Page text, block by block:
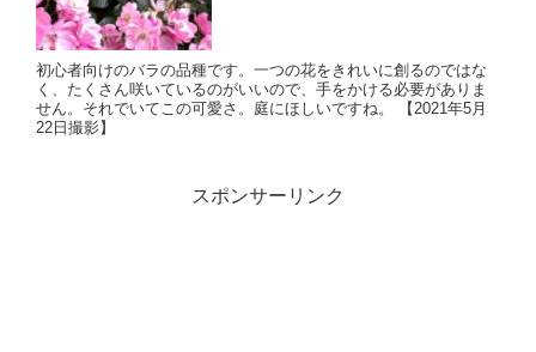
初心者向けのバラの品種です。一つの花をきれいに創るのではな
く、たくさん咲いているのがいいので、手をかける必要がありま
せん。それでいてこの可愛さ。庭にほしいですね。 【2021年5月
22日撮影】
スポンサーリンク